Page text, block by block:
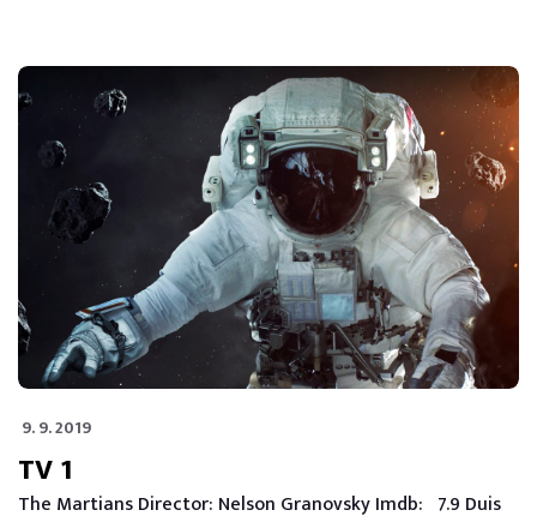
9. 9. 2019
TV 1
The Martians Director: Nelson Granovsky Imdb: 7.9 Duis